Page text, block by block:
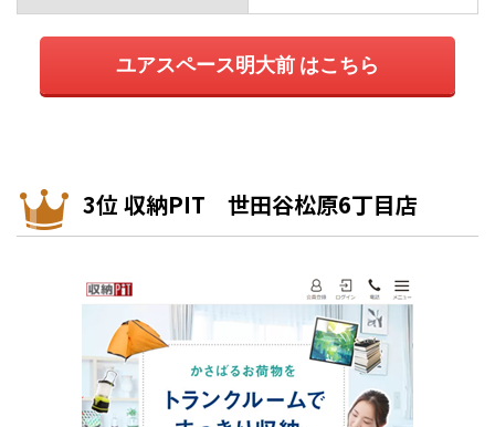
ユアスペース明大前 はこちら
3位 収納PIT 世田谷松原6丁目店